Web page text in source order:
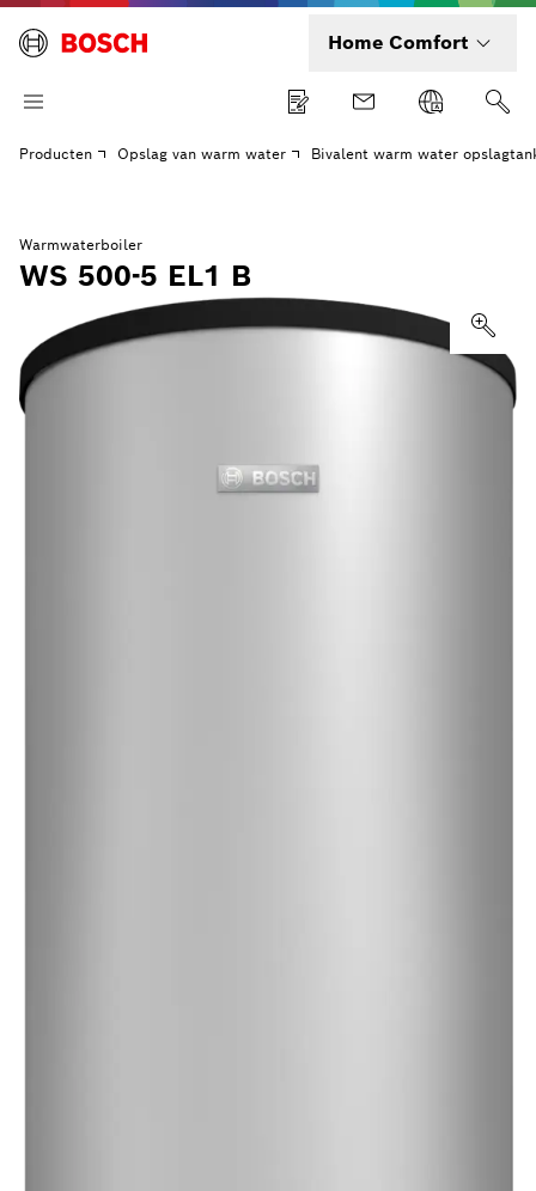
Home Comfort
Producten Opslag van warm water Bivalent warm water
Warmwaterboiler
WS 500-5 EL1 B